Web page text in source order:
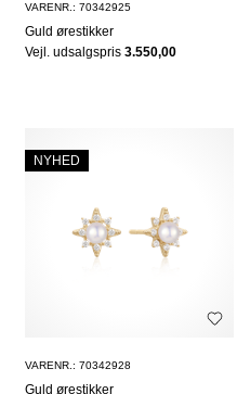
VARENR.: 70342925
Guld ørestikker
Vejl. udsalgspris 3.550,00
NYHED
VARENR.: 70342928
Guld ørestikker